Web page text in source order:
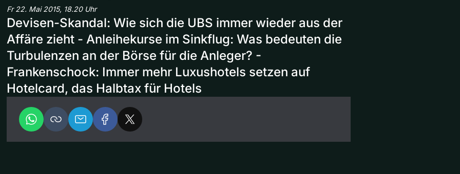
Fr 22. Mai 2015, 18.20 Uhr
Devisen-Skandal: Wie sich die UBS immer wieder aus der
Affäre zieht - Anleihekurse im Sinkflug: Was bedeuten die
Turbulenzen an der Börse für die Anleger? -
Frankenschock: Immer mehr Luxushotels setzen auf
Hotelcard, das Halbtax für Hotels